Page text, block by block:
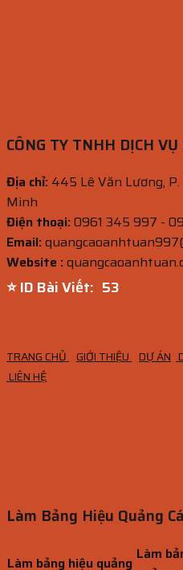
CÔNG TY TNHH DỊCH
Địa chỉ: 445 Lê Văn Lương,
Minh
Điện thoại:0961 345 997 -
Email:
Website :
⭐ ID Bài Viết: 52
TRANG CHỦ GIỚI THIỆU DỰ ÁN
LIÊN HỆ
Làm Bảng Hiệu Quảng
Làm bảng hiệu quảng Làm